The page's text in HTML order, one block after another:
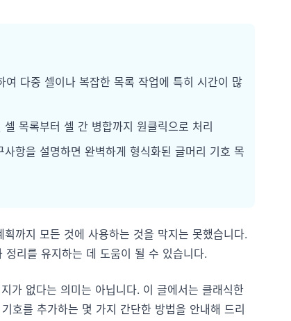
다중 셀이나 복잡한 목록 작업에 특히 시간이 많
목록부터 셀 간 병합까지 원클릭으로 처리
항을 설명하면 완벽하게 형식화된 글머리 기호 목
까지 모든 것에 사용하는 것을 막지는 못했습니다.
리를 유지하는 데 도움이 될 수 있습니다.
가 없다는 의미는 아닙니다. 이 글에서는 클래식한
호를 추가하는 몇 가지 간단한 방법을 안내해 드리